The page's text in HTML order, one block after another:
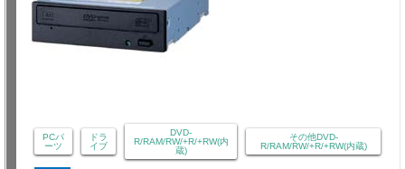
PCパ
ーツ
ドラ
イブ
DVD-
R/RAM/RW/+R/+RW(内
蔵)
その他DVD-
R/RAM/RW/+R/+RW(内蔵)